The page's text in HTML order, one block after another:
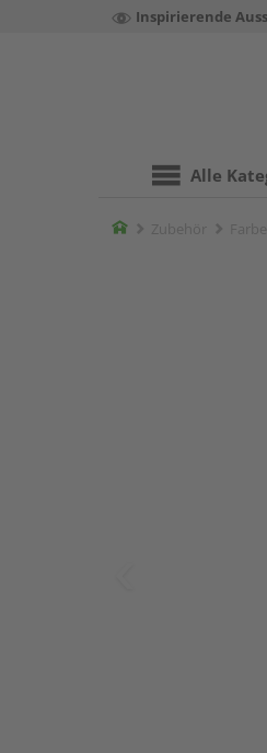
Inspirierende
Alle
Home